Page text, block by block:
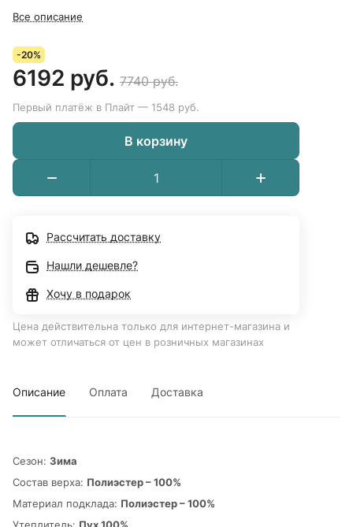
Все описание
-20%
6192 руб. 7740 руб.
Первый платёж в Плайт — 1548 руб.
В корзину
Рассчитать доставку
Нашли дешевле?
Хочу в подарок
Цена действительна только для интернет-магазина и
может отличаться от цен в розничных магазинах
Описание Оплата Доставка
Сезон: Зима
Состав верха: Полиэстер – 100%
Материал подклада: Полиэстер – 100%